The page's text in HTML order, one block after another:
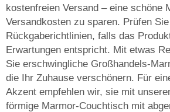
kostenfreien Versand – eine schöne
Versandkosten zu sparen. Prüfen
Rückgaberichtlinien, falls das
Erwartungen entspricht. Mit etwas
Sie erschwingliche Großhandels-
die Ihr Zuhause verschönern. Für
Akzent empfehlen wir, sie mit
förmige Marmor-Couchtisch mit